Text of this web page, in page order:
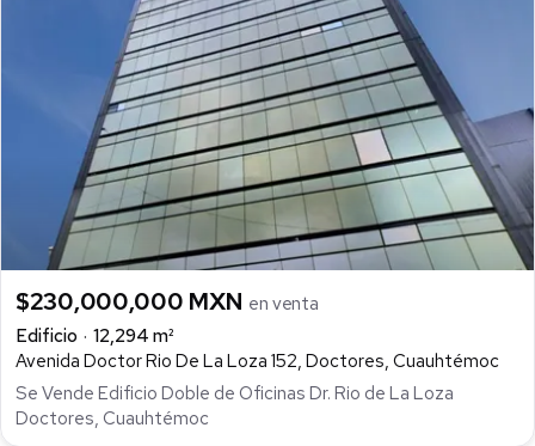
$230,000,000 MXN en venta
Edificio
12,294 m²
Avenida Doctor Rio De La Loza 152, Doctores, Cuauhtémoc
Se Vende Edificio Doble de Oficinas Dr. Rio de La Loza
Doctores, Cuauhtémoc